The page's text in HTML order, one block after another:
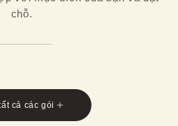
chỗ.
cả các gói